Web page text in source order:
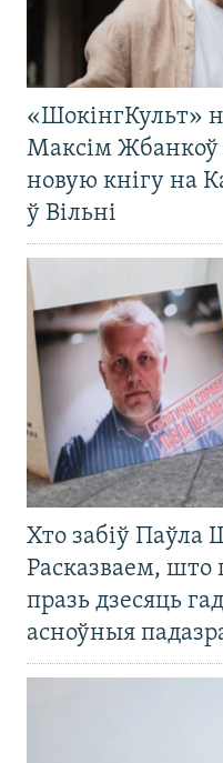
«ШокінгКульт»
Максім Жбанкоў
новую кнігу на
ў Вільні
Хто забіў Паўла
Расказваем, што
празь дзесяць
асноўныя